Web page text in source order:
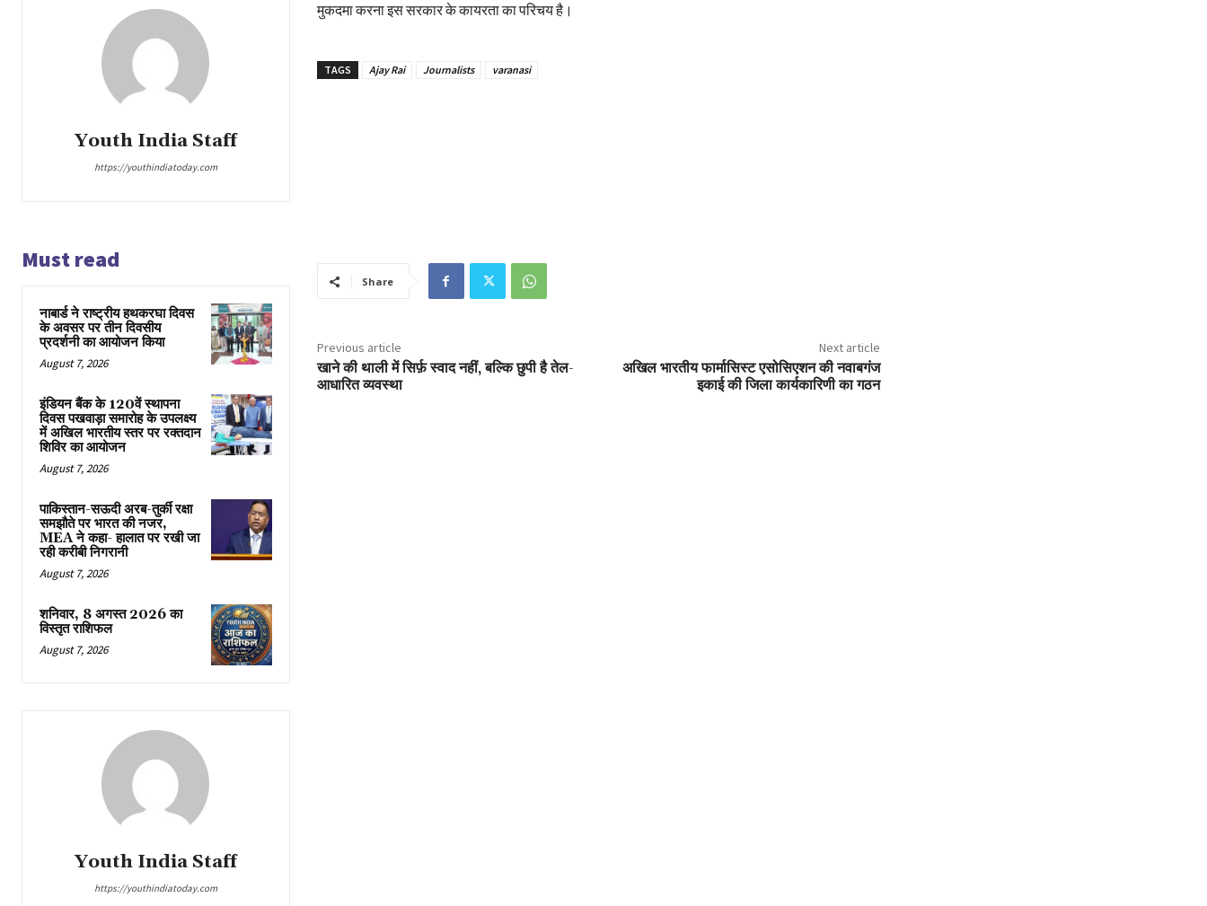
Youth India Staff
https://youthindiatoday.com
मुकदमा करना इस सरकार के कायरता का परिचय है।
TAGS Ajay Rai Journalists varanasi
Must read
नाबार्ड ने राष्ट्रीय हथकरघा दिवस
के अवसर पर तीन दिवसीय
प्रदर्शनी का आयोजन किया
August 7, 2026
इंडियन बैंक के 120वें स्थापना
दिवस पखवाड़ा समारोह के उपलक्ष्य
में अखिल भारतीय स्तर पर रक्तदान
शिविर का आयोजन
August 7, 2026
पाकिस्तान-सऊदी अरब-तुर्की रक्षा
समझौते पर भारत की नजर,
MEA ने कहा- हालात पर रखी जा
रही करीबी निगरानी
August 7, 2026
शनिवार, 8 अगस्त 2026 का
विस्तृत राशिफल
August 7, 2026
Youth India Staff
https://youthindiatoday.com
Share
Previous article
खाने की थाली में सिर्फ़ स्वाद नहीं, बल्कि छुपी है तेल-
आधारित व्यवस्था
Next article
अखिल भारतीय फार्मासिस्ट एसोसिएशन की नवाबगंज
इकाई की जिला कार्यकारिणी का गठन